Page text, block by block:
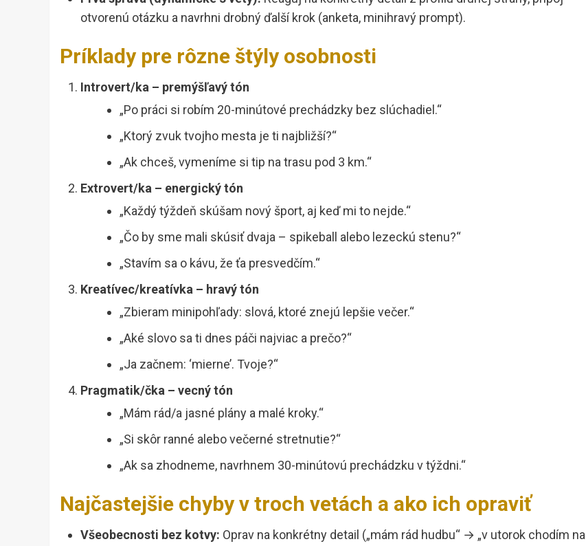
otvorenú otázku a navrhni drobný ďalší krok (anketa, minihravý prompt).
Príklady pre rôzne štýly osobnosti
Introvert/ka – premýšľavý tón
„Po práci si robím 20-minútové prechádzky bez slúchadiel.“
„Ktorý zvuk tvojho mesta je ti najbližší?“
„Ak chceš, vymeníme si tip na trasu pod 3 km.“
Extrovert/ka – energický tón
„Každý týždeň skúšam nový šport, aj keď mi to nejde.“
„Čo by sme mali skúsiť dvaja – spikeball alebo lezeckú stenu?“
„Stavím sa o kávu, že ťa presvedčím.“
Kreatívec/kreatívka – hravý tón
„Zbieram minipohľady: slová, ktoré znejú lepšie večer.“
„Aké slovo sa ti dnes páči najviac a prečo?“
„Ja začnem: ‘mierne’. Tvoje?“
Pragmatik/čka – vecný tón
„Mám rád/a jasné plány a malé kroky.“
„Si skôr ranné alebo večerné stretnutie?“
„Ak sa zhodneme, navrhnem 30-minútovú prechádzku v týždni.“
Najčastejšie chyby v troch vetách a ako ich opraviť
Všeobecnosti bez kotvy: Oprav na konkrétny detail („mám rád hudbu“ → „v utorok chodím na